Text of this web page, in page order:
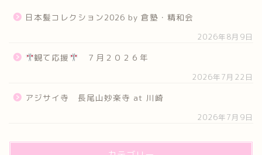
日本髪コレクション2026 by 倉塾・精和会
2026年8月9日
観て応援 ７月２０２６年
2026年7月22日
アジサイ寺 長尾山妙楽寺 at 川崎
2026年7月9日